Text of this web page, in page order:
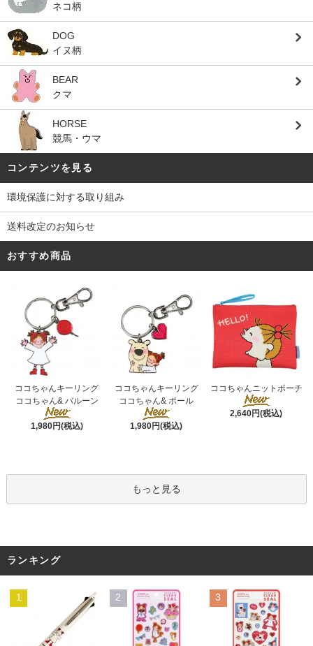
ネコ柄
DOG
イヌ柄
BEAR
クマ
HORSE
競馬・ウマ
コンテンツを見る
環境保護に対する取り組み
送料改定のお知らせ
おすすめ商品
ココちゃんキーリング
ココちゃん& バルーン
1,980円(税込)
ココちゃんキーリング
ココちゃん& ポール
1,980円(税込)
ココちゃんニットポーチ
2,640円(税込)
もっと見る
ランキング
1 2 3